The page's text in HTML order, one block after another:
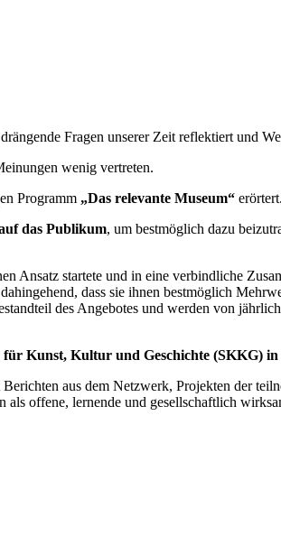
Fragen unserer Zeit reflektiert und
wenig vertreten.
Programm „Das relevante Museum“ erörtert.
das Publikum, um bestmöglich dazu
An­satz startete und in eine verbindliche
dass sie ihnen bestmög­lich
des Angebotes und werden von
für Kunst, Kultur und Geschichte (SKKG)
aus dem Netzwerk, Projekten der
offene, lernende und gesellschaftlich